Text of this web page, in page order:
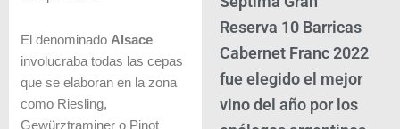
El denominado Alsace
involucraba todas las cepas
que se elaboran en la zona
como Riesling,
Gewürztraminer o Pinot
Reserva 10 Barricas
Cabernet Franc 2022
fue elegido el mejor
vino del año por los